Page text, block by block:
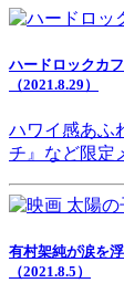
ハードロックカ
（2021.8.29）
ハワイ感あふ
チ』など限定
有村架純が涙を
（2021.8.5）